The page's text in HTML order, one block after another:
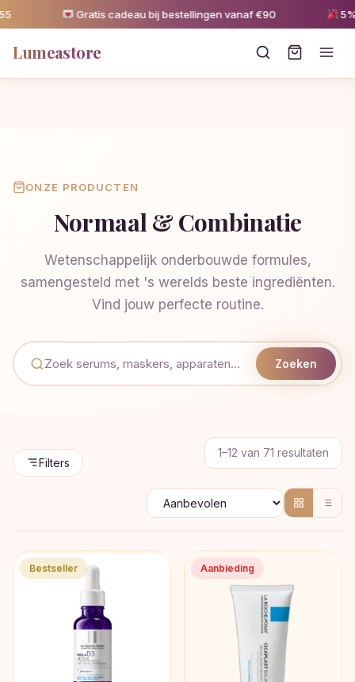
Gratis cadeau bij bestellingen vanaf €90 5%
Lumeastore
ONZE PRODUCTEN
Normaal & Combinatie
Wetenschappelijk onderbouwde formules,
samengesteld met 's werelds beste ingrediënten.
Vind jouw perfecte routine.
Zoeken
Filters
1–12 van 71 resultaten
op
Bestseller Aanbieding